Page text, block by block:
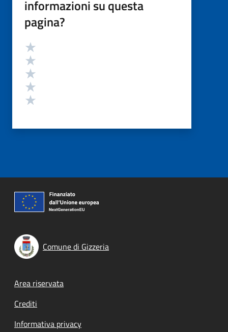
informazioni su questa
pagina?
Valutazione
Comune di Gizzeria
Footer menu
Area riservata
Crediti
Informativa privacy